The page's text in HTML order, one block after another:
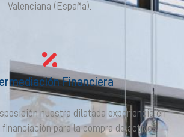
Valenciana (España).
Financiera
nuestra dilatada experiencia en
financiación para la compra de activos